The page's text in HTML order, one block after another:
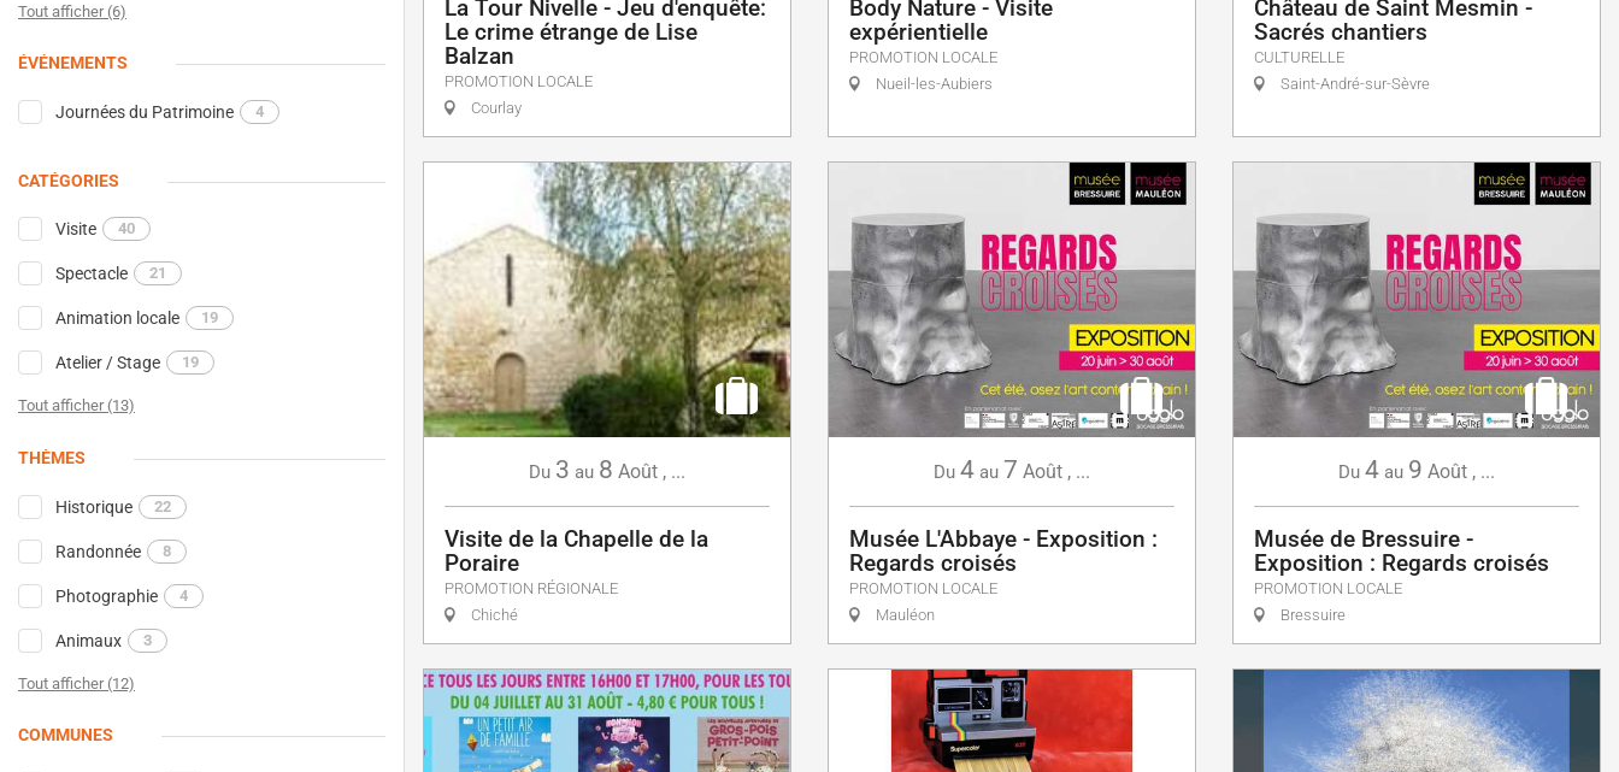
Tout afficher (6)
ÉVÉNEMENTS
Journées du Patrimoine 4
CATÉGORIES
Visite 40
Spectacle 21
Animation locale 19
Atelier / Stage 19
Tout afficher (13)
THÈMES
Historique 22
Randonnée 8
Photographie 4
Animaux 3
Tout afficher (12)
COMMUNES
La Tour Nivelle - Jeu d'enquête:
Le crime étrange de Lise
Balzan
PROMOTION LOCALE
Courlay
Body Nature - Visite
expérientielle
PROMOTION LOCALE
Nueil-les-Aubiers
Château de Saint Mesmin -
Sacrés chantiers
CULTURELLE
Saint-André-sur-Sèvre
Du 3 au 8 Août , ...
Visite de la Chapelle de la
Poraire
PROMOTION RÉGIONALE
Chiché
Du 4 au 7 Août , ...
Musée L'Abbaye - Exposition :
Regards croisés
PROMOTION LOCALE
Mauléon
Du 4 au 9 Août , ...
Musée de Bressuire -
Exposition : Regards croisés
PROMOTION LOCALE
Bressuire